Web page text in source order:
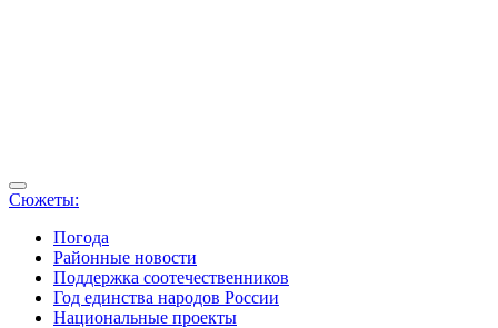
Сюжеты:
Погода
Районные новости
Поддержка соотечественников
Год единства народов России
Национальные проекты